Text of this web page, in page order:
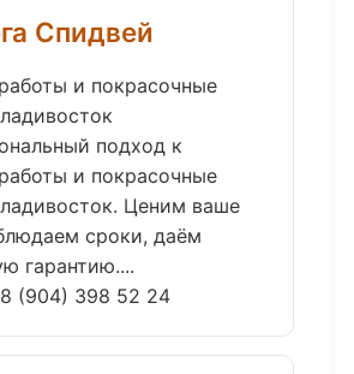
Спидвей
и покрасочные
подход к
и покрасочные
Ценим ваше
сроки, даём
гарантию....
8 (904) 398 52 24